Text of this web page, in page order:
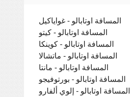
المسافة اوتابالو - غواياكيل
المسافة اوتابالو - كيتو
المسافة اوتابالو - كوينكا
المسافة اوتابالو - ماتشالا
المسافة اوتابالو - مانتا
المسافة اوتابالو - بورتوفيجو
المسافة اوتابالو - إلوي ألفارو